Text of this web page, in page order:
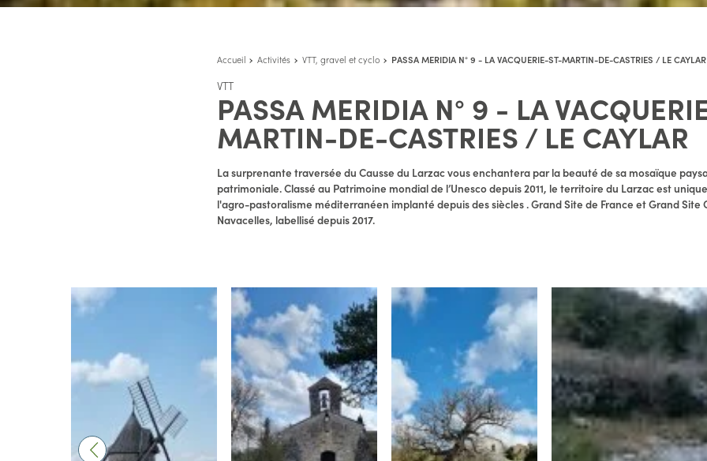
Accueil Activités VTT, gravel et cyclo PASSA MERIDIA N° 9 - LA VACQUERIE-ST-MARTIN-DE-CASTRIES / LE CAYLAR
VTT
PASSA MERIDIA N° 9 - LA
MARTIN-DE-CASTRIES / LE CAYLAR
La surprenante traversée du Causse du Larzac vous enchantera par la beauté de sa mosaïque
patrimoniale. Classé au Patrimoine mondial de l’Unesco depuis 2011, le territoire du Larzac est
l'agro-pastoralisme méditerranéen implanté depuis des siècles . Grand Site de France et Grand Site
Navacelles, labellisé depuis 2017.